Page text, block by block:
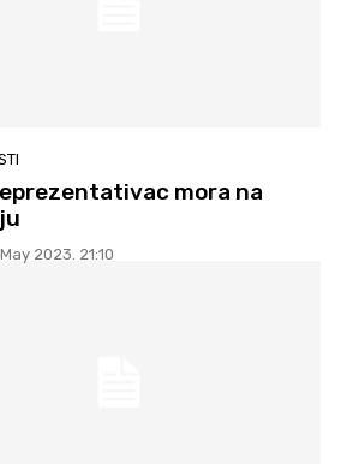
mora na
2023. 21:10